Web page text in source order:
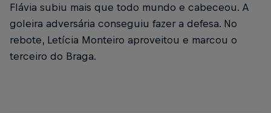
Flávia subiu mais que todo mundo e cabeceou. A
goleira adversária conseguiu fazer a defesa. No
rebote, Letícia Monteiro aproveitou e marcou o
terceiro do Braga.